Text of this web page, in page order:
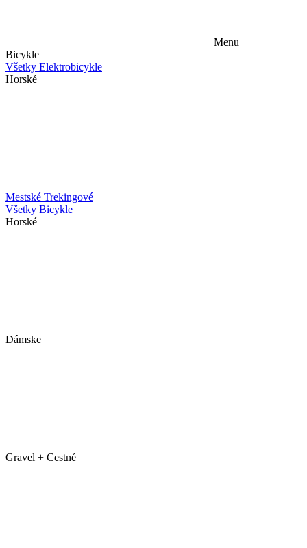
Menu
Bicykle
Všetky Elektrobicykle
Horské
Mestské Trekingové
Všetky Bicykle
Horské
Dámske
Gravel + Cestné